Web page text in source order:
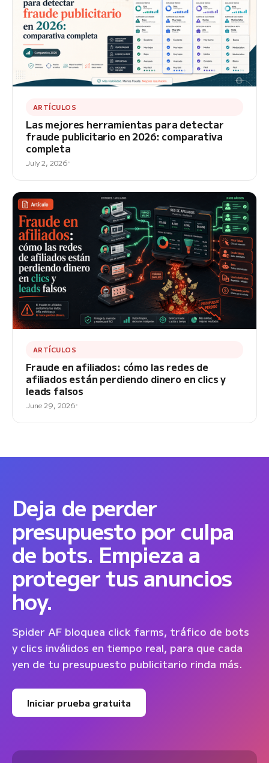
ARTÍCULOS
Las mejores herramientas para detectar
fraude publicitario en 2026: comparativa
completa
July 2, 2026
ARTÍCULOS
Fraude en afiliados: cómo las redes de
afiliados están perdiendo dinero en clics y
leads falsos
June 29, 2026
Deja de perder
presupuesto por culpa
de bots. Empieza a
proteger tus anuncios
hoy.
Spider AF bloquea click farms, tráfico de bots
y clics inválidos en tiempo real, para que cada
yen de tu presupuesto publicitario rinda más.
Iniciar prueba gratuita